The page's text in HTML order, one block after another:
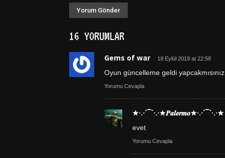
16 YORUMLAR
Gems of war 18 Eylül 2019 at 22:58
Oyun güncelleme geldi yapcakmısınız
Yorumu Cevapla
★·.·´¯`·.·★𝑷𝒂𝒍𝒆𝒓𝒎𝒐★·.·´¯`·.·★
evet
Yorumu Cevapla